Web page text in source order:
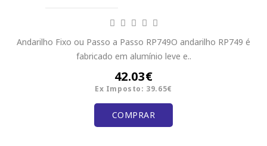
Andarilho Fixo ou Passo a Passo RP749O andarilho RP749 é
fabricado em alumínio leve e..
42.03€
Ex Imposto: 39.65€
COMPRAR